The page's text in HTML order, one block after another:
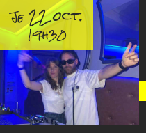
Je22 oct.
19h30